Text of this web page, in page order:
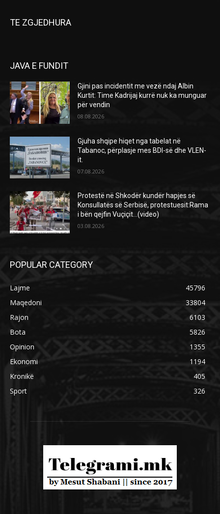
TE ZGJEDHURA
JAVA E FUNDIT
Gjini pas incidentit me vezë ndaj Albin
Kurtit: Time Kadrijaj kurrë nuk ka munguar
për vendin
08.08.2026
Gjuha shqipe hiqet nga tabelat në
Tabanoc, përplasje mes BDI-së dhe VLEN-
it.
07.08.2026
Protestë në Shkodër kundër hapjes së
Konsullatës së Serbisë, protestuesit:Rama
i bën qejfin Vuçiçit…(video)
03.08.2026
POPULAR CATEGORY
Lajme
45796
Maqedoni
33804
Rajon
6103
Bota
5826
Opinion
1355
Ekonomi
1194
Kronikë
405
Sport
326